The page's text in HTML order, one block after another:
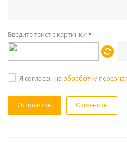
Введите текст с картинки *
Я согласен на обработку
Отменить